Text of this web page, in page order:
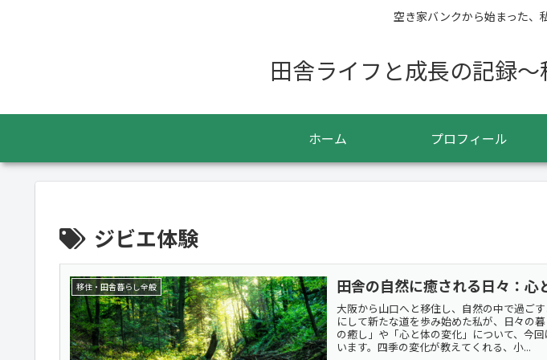
空き家バンクから始まった、
田舎ライフと成長の記録
ホーム プロフィール
ジビエ体験
移住・田舎暮らし全般 田舎の自然に癒される日々：心
大阪から山口へと移住し、自然の中で過ご
にして新たな道を歩み始めた私が、日々の
の癒し」や「心と体の変化」について、今
います。四季の変化が教えてくれる、小...